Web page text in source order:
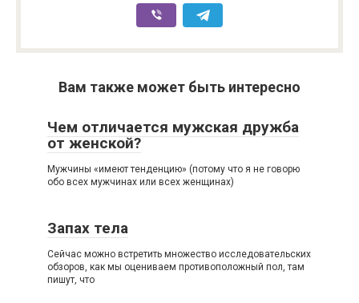
Вам также может быть интересно
Чем отличается мужская дружба
от женской?
Мужчины «имеют тенденцию» (потому что я не говорю
обо всех мужчинах или всех женщинах)
Запах тела
Сейчас можно встретить множество исследовательских
обзоров, как мы оцениваем противоположный пол, там
пишут, что